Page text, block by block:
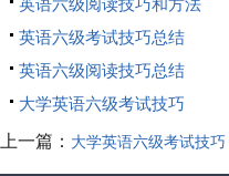
英语六级阅读技巧和方法
英语六级考试技巧总结
英语六级阅读技巧总结
大学英语六级考试技巧
上一篇： 大学英语六级考试技巧